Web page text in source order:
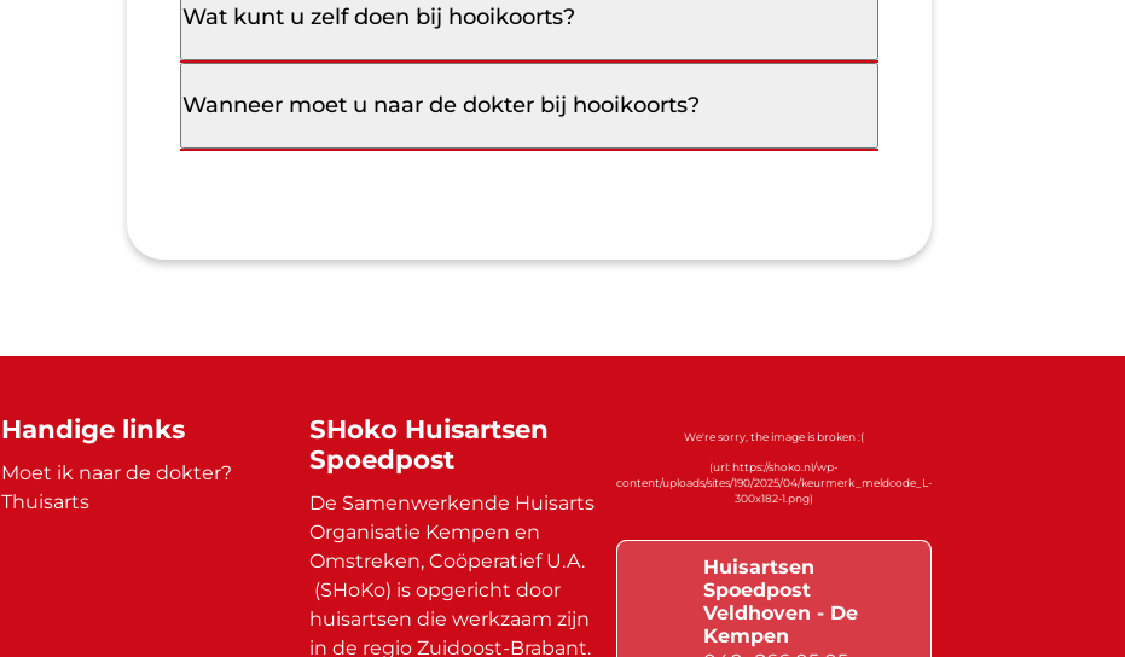
Wat kunt u zelf doen bij hooikoorts?
Wanneer moet u naar de dokter bij hooikoorts?
Handige links
Moet ik naar de dokter?
Thuisarts
SHoko Huisartsen
Spoedpost
De Samenwerkende Huisarts
Organisatie Kempen en
Omstreken, Coöperatief U.A.
(SHoKo) is opgericht door
huisartsen die werkzaam zijn
in de regio Zuidoost-Brabant.
Huisartsen
Spoedpost
Veldhoven - De
Kempen